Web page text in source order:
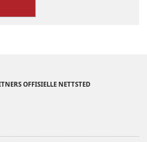
OFFISIELLE NETTSTED